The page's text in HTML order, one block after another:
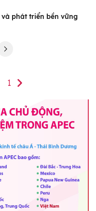
phát triển bền vững
1